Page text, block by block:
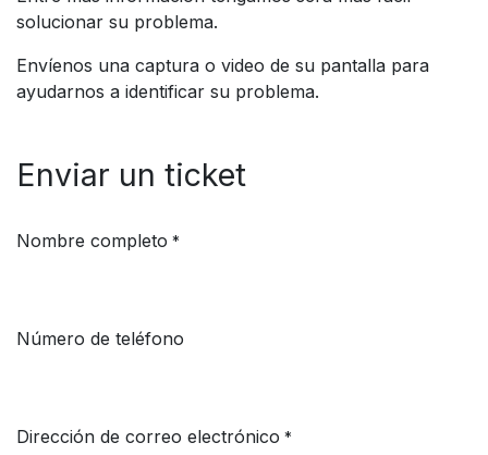
Enviar un ticket
Nombre completo *
Número de teléfono
Dirección de correo electrónico *
solucionar su problema.
Envíenos una captura o video de su pantalla para
ayudarnos a identificar su problema.